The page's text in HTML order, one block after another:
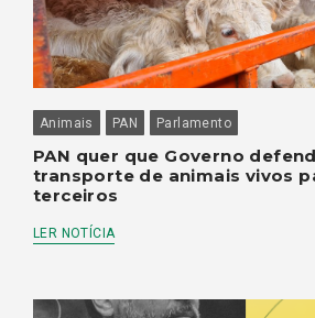
Animais PAN Parlamento
PAN quer que Governo
transporte de animais vivos
terceiros
LER NOTÍCIA